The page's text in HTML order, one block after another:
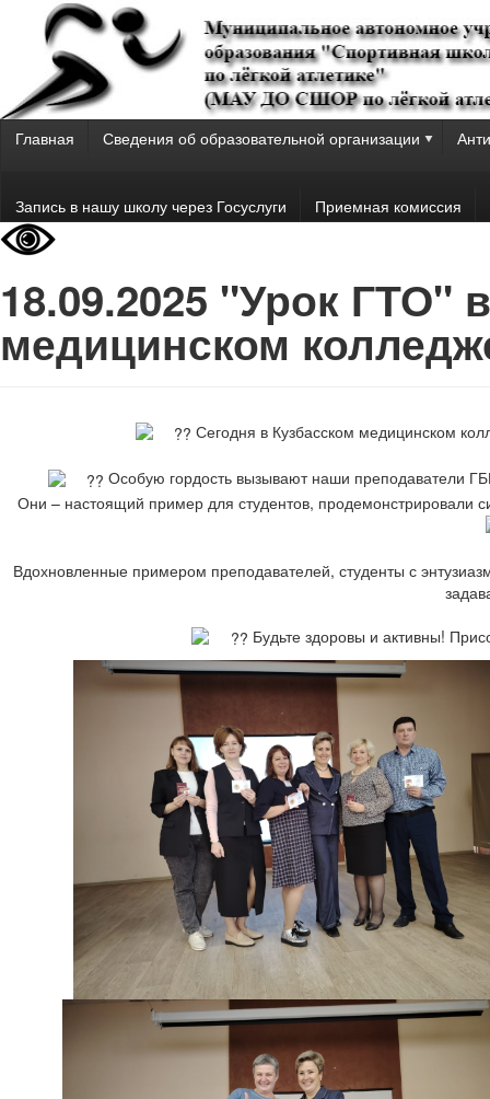
Главная Сведения об образовательной организации
Запись в нашу школу через Госуслуги Приемная комиссия
18.09.2025 "Урок ГТО"
медицинском
Сегодня в Кузбасском медицинском
Особую гордость вызывают наши преподаватели
Они – настоящий пример для студентов, продемонстрировали
Вдохновленные примером преподавателей, студенты с
Будьте здоровы и активны!